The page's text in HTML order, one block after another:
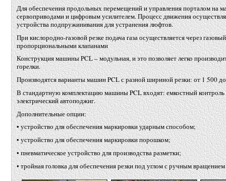
Для обеспечения продольных перемещений и управления порталом на
сервоприводами и цифровым усилителем. Процесс движения
устройства подпружинивания для устранения люфтов.
При кислородно-газовой резке подача газа осуществляется через
пропорциональными клапанами
Конструкция машины PCL – модульная, и это позволяет легко
горелки.
Производятся варианты машин PCL с разной шириной резки: от 1 500
В стандартную комплектацию машины PCL входят: емкостный контроль
электрический автоподжиг.
Дополнительные опции:
• устройство для обеспечения маркировки ударным способом;
• устройство для обеспечения маркировки порошком;
• пневматическое устройство для производства разметки;
• тройная головка для обеспечения резки под углом с ручным